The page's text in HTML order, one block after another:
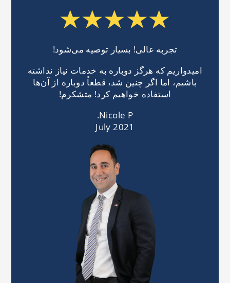
تجربه عالی! بسیار توصیه می‌شود!
امیدواریم که هرگز دوباره به خدمات نیاز نداشته
باشیم، اما اگر چنین شد، قطعاً دوباره از آن‌ها
استفاده خواهیم کرد! متشکرم!
Nicole P.
July 2021